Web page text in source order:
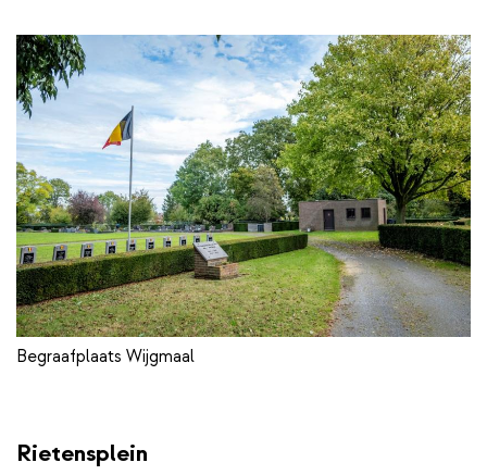
Begraafplaats Wijgmaal
Rietensplein